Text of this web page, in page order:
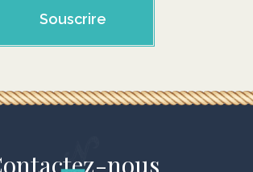
Souscrire
nous